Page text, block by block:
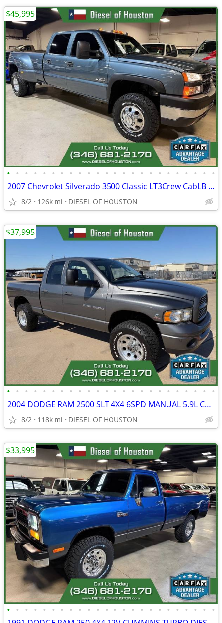
• • • • • • • • • • • • • • • • • • • • • • • •
2007 Chevrolet Silverado 3500 Classic LT3Crew CabLB DRW
8/2 126k mi DIESEL OF HOUSTON
$45,995
• • • • • • • • • • • • • • • • • • • • • • • •
2004 DODGE RAM 2500 SLT 4X4 6SPD MANUAL 5.9L CUMMINS DIESEL 1-OWNER
8/2 118k mi DIESEL OF HOUSTON
$37,995
• • • • • • • • • • • • • • • • • • • • • • • •
$33,995